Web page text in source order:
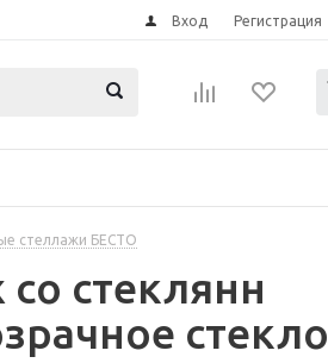
Вход Регистрация
стеллажи БЕСТО
стеклянн
стекло